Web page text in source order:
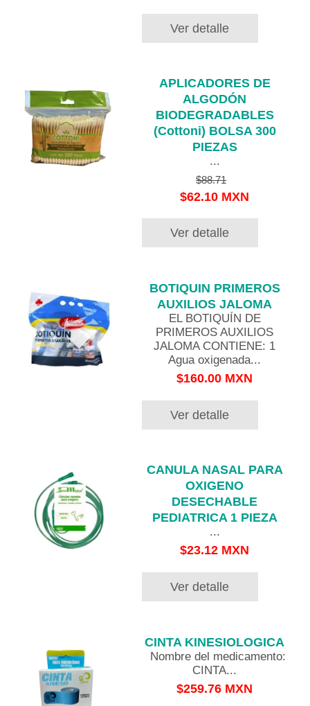
Ver detalle
APLICADORES DE
ALGODÓN
BIODEGRADABLES
(Cottoni) BOLSA 300
PIEZAS
...
$88.71
$62.10 MXN
Ver detalle
BOTIQUIN PRIMEROS
AUXILIOS JALOMA
EL BOTIQUÍN DE
PRIMEROS AUXILIOS
JALOMA CONTIENE: 1
Agua oxigenada...
$160.00 MXN
Ver detalle
CANULA NASAL PARA
OXIGENO
DESECHABLE
PEDIATRICA 1 PIEZA
...
$23.12 MXN
Ver detalle
CINTA KINESIOLOGICA
Nombre del medicamento:
CINTA...
$259.76 MXN